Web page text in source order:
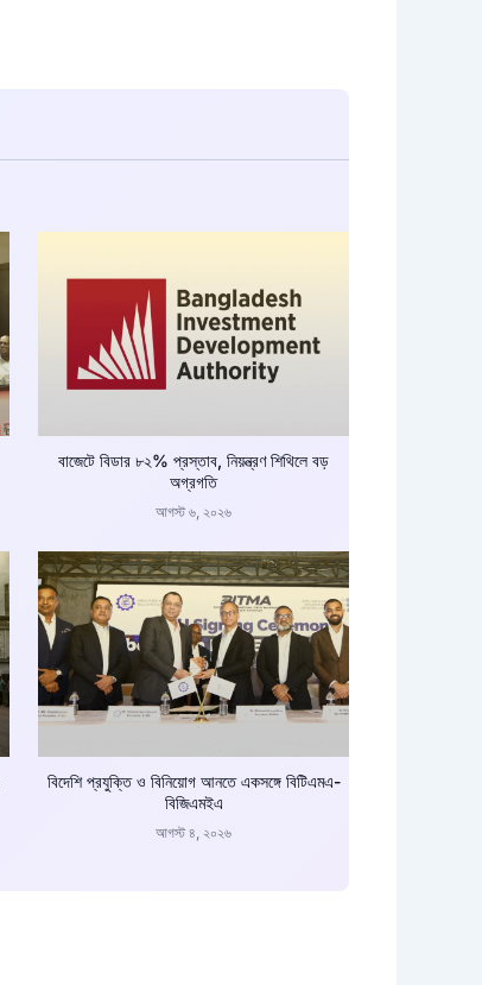
বাজেটে বিডার ৮২% প্রস্তাব, নিয়ন্ত্রণ শিথিলে বড়
অগ্রগতি
আগস্ট ৬, ২০২৬
বিদেশি প্রযুক্তি ও বিনিয়োগ আনতে একসঙ্গে বিটিএমএ-
বিজিএমইএ
আগস্ট ৪, ২০২৬